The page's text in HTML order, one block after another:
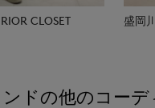
CLOSET 盛岡
ドの他のコーデ